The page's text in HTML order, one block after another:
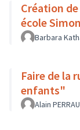
Création
école
Barbara
Faire de la
enfants"
Alain